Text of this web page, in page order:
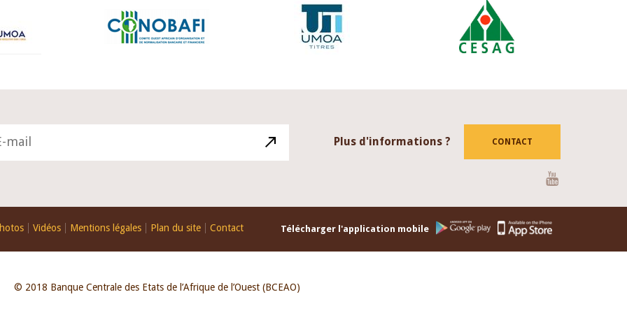
Plus d'informations ? CONTACT
Vidéos Mentions légales Plan du site Contact Télécharger l'application mobile
© 2018 Banque Centrale des Etats de l’Afrique de l’Ouest (BCEAO)